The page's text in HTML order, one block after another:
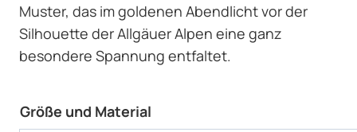
Muster, das im goldenen Abendlicht vor der
Silhouette der Allgäuer Alpen eine ganz
besondere Spannung entfaltet.
Größe und Material